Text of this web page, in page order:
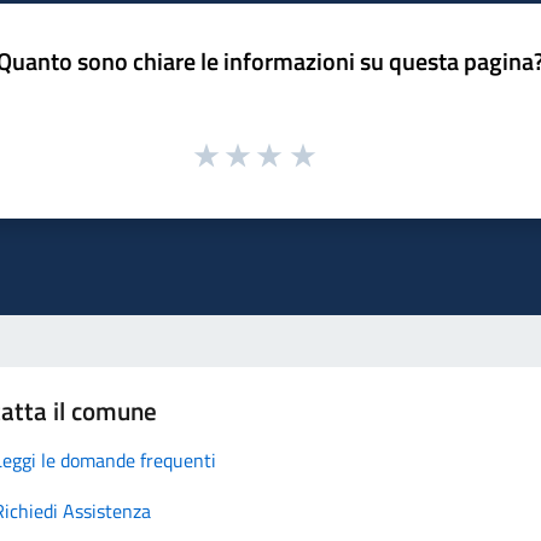
sono chiare le informazioni su questa
il comune
le domande frequenti
Assistenza